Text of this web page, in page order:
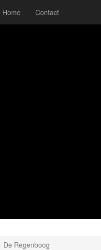
Home Contact
De Regenboog